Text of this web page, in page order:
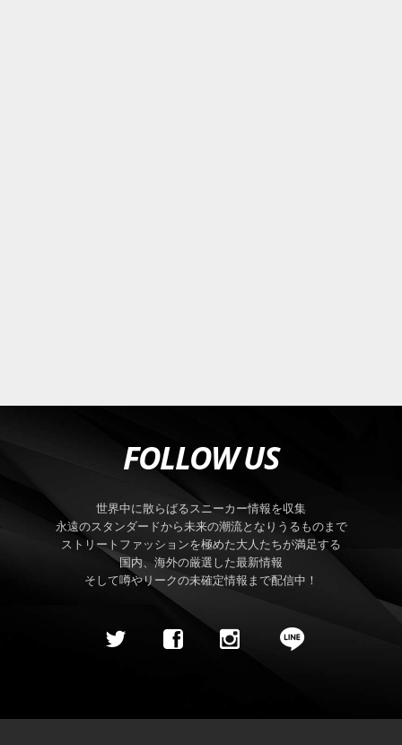
FOLLOW US
世界中に散らばるスニーカー情報を収集
永遠のスタンダードから未来の潮流となりうるものまで
ストリートファッションを極めた大人たちが満足する
国内、海外の厳選した最新情報
そして噂やリークの未確定情報まで配信中！